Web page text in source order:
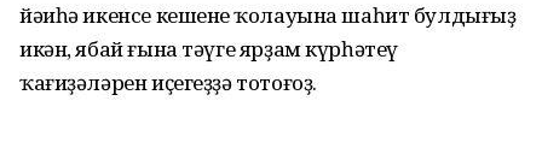
йәиһә икенсе кешенең ҡолауына шаһит булдығыҙ
икән, ябай ғына тәүге ярҙам күрһәтеү
ҡағиҙәләрен иҫегеҙҙә тотоғоҙ.